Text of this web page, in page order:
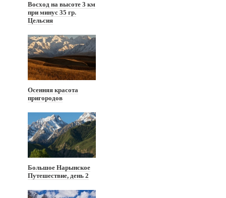
Восход на высоте 3 км
при минус 35 гр.
Цельсия
Осенняя красота
пригородов
Большое Нарынское
Путешествие, день 2